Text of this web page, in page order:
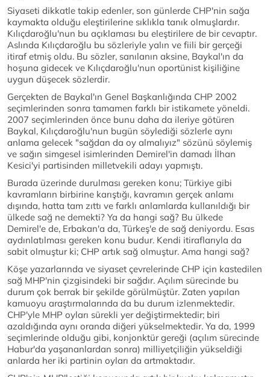
Siyaseti dikkatle takip edenler, son günlerde CHP'nin sağa
kaymakta olduğu eleştirilerine sıklıkla tanık olmuşlardır.
Kılıçdaroğlu'nun bu açıklaması bu eleştirilere de bir cevaptır.
Aslında Kılıçdaroğlu bu sözleriyle yalın ve fiili bir gerçeği
itiraf etmiş oldu. Bu sözler, sanılanın aksine, Baykal'ın da
hoşuna gidecek ve Kılıçdaroğlu'nun oportünist kişiliğine
uygun düşecek sözlerdir.
Gerçekten de Baykal'ın Genel Başkanlığında CHP 2002
seçimlerinden sonra tamamen farklı bir istikamete yöneldi.
2007 seçimlerinden önce bunu daha da ileriye götüren
Baykal, Kılıçdaroğlu'nun bugün söylediği sözlerle aynı
anlama gelecek "sağdan da oy almalıyız" sözünü söylemiş
ve sağın simgesel isimlerinden Demirel'in damadı İlhan
Kesici'yi partisinden milletvekili adayı yapmıştı.
Burada üzerinde durulması gereken konu; Türkiye gibi
kavramların birbirine karıştığı, kavramın gerçek anlamı
dışında, hatta tam zıttı ve farklı anlamlarda kullanıldığı bir
ülkede sağ ne demekti? Ya da hangi sağ? Bu ülkede
Demirel'e de, Erbakan'a da, Türkeş'e de sağ deniyordu. Esas
aydınlatılması gereken konu budur. Kendi itiraflarıyla da
sabit olmuştur ki; CHP artık sağ olmuştur. Ama hangi sağ?
Köşe yazarlarında ve siyaset çevrelerinde CHP için kastedilen
sağ MHP'nin çizgisindeki bir sağdır. Açılım sürecinde bu
durum çok berrak bir şekilde görülmüştür. Zaten yapılan
kamuoyu araştırmalarında da bu durum izlenmektedir.
CHP'yle MHP oyları sürekli yer değiştirmektedir; biri
azaldığında aynı oranda diğeri yükselmektedir. Ya da, 1999
seçimlerinde olduğu gibi, konjonktür gereği (açılım sürecinde
Habur'da yaşananlardan sonra) milliyetçiliğin yükseldiği
anlarda her iki partinin oyları da artmaktadır.